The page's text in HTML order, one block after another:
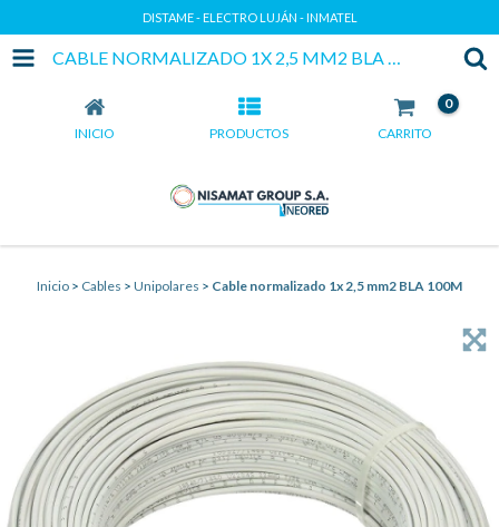
DISTAME - ELECTRO LUJÁN - INMATEL
CABLE NORMALIZADO 1X 2,5 MM2 BLA 100M
INICIO PRODUCTOS CARRITO
0
Inicio > Cables > Unipolares > Cable normalizado 1x 2,5 mm2 BLA 100M